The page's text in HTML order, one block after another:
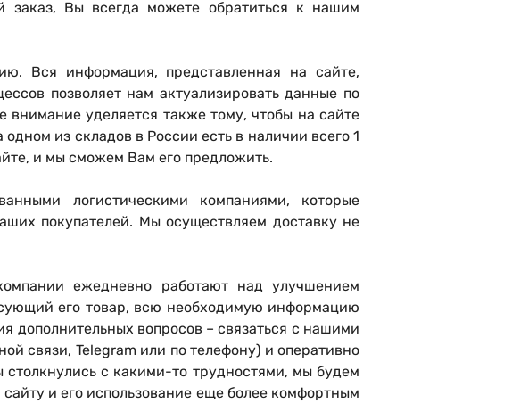
заказ, Вы всегда можете обратиться к нашим
. Вся информация, представленная на сайте,
позволяет нам актуализировать данные по
уделяется также тому, чтобы на сайте
из складов в России есть в наличии всего 1
и мы сможем Вам его предложить.
логистическими компаниями, которые
покупателей. Мы осуществляем доставку не
ежедневно работают над улучшением
его товар, всю необходимую информацию
дополнительных вопросов – связаться с нашими
связи, Telegram или по телефону) и оперативно
с какими-то трудностями, мы будем
и его использование еще более комфортным